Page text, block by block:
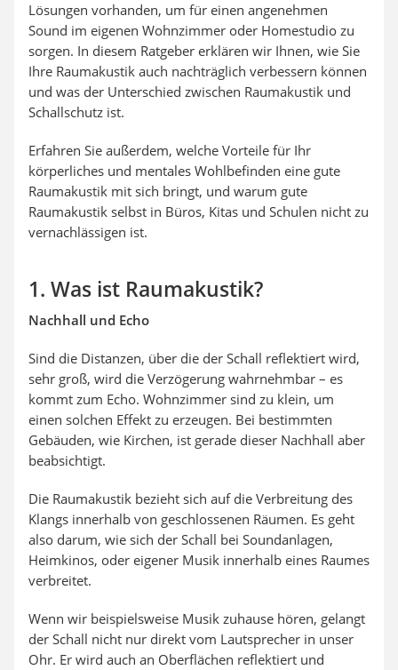
Lösungen vorhanden, um für einen angenehmen
Sound im eigenen Wohnzimmer oder Homestudio zu
sorgen. In diesem Ratgeber erklären wir Ihnen, wie Sie
Ihre Raumakustik auch nachträglich verbessern können
und was der Unterschied zwischen Raumakustik und
Schallschutz ist.
Erfahren Sie außerdem, welche Vorteile für Ihr
körperliches und mentales Wohlbefinden eine gute
Raumakustik mit sich bringt, und warum gute
Raumakustik selbst in Büros, Kitas und Schulen nicht zu
vernachlässigen ist.
1. Was ist Raumakustik?
Nachhall und Echo
Sind die Distanzen, über die der Schall reflektiert wird,
sehr groß, wird die Verzögerung wahrnehmbar – es
kommt zum Echo. Wohnzimmer sind zu klein, um
einen solchen Effekt zu erzeugen. Bei bestimmten
Gebäuden, wie Kirchen, ist gerade dieser Nachhall aber
beabsichtigt.
Die Raumakustik bezieht sich auf die Verbreitung des
Klangs innerhalb von geschlossenen Räumen. Es geht
also darum, wie sich der Schall bei Soundanlagen,
Heimkinos, oder eigener Musik innerhalb eines Raumes
verbreitet.
Wenn wir beispielsweise Musik zuhause hören, gelangt
der Schall nicht nur direkt vom Lautsprecher in unser
Ohr. Er wird auch an Oberflächen reflektiert und